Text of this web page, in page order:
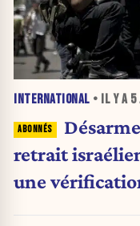
INTERNATIONAL • IL Y A 5
retrait
une